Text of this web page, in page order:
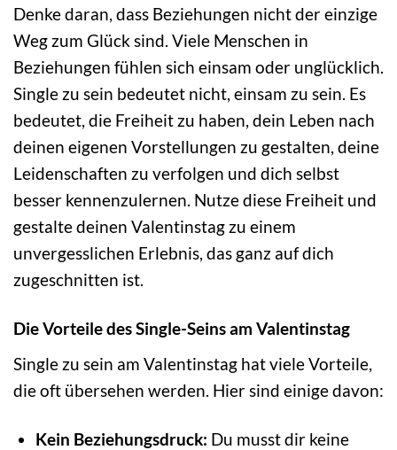
Denke daran, dass Beziehungen nicht der einzige
Weg zum Glück sind. Viele Menschen in
Beziehungen fühlen sich einsam oder unglücklich.
Single zu sein bedeutet nicht, einsam zu sein. Es
bedeutet, die Freiheit zu haben, dein Leben nach
deinen eigenen Vorstellungen zu gestalten, deine
Leidenschaften zu verfolgen und dich selbst
besser kennenzulernen. Nutze diese Freiheit und
gestalte deinen Valentinstag zu einem
unvergesslichen Erlebnis, das ganz auf dich
zugeschnitten ist.
Die Vorteile des Single-Seins am Valentinstag
Single zu sein am Valentinstag hat viele Vorteile,
die oft übersehen werden. Hier sind einige davon:
Kein Beziehungsdruck: Du musst dir keine